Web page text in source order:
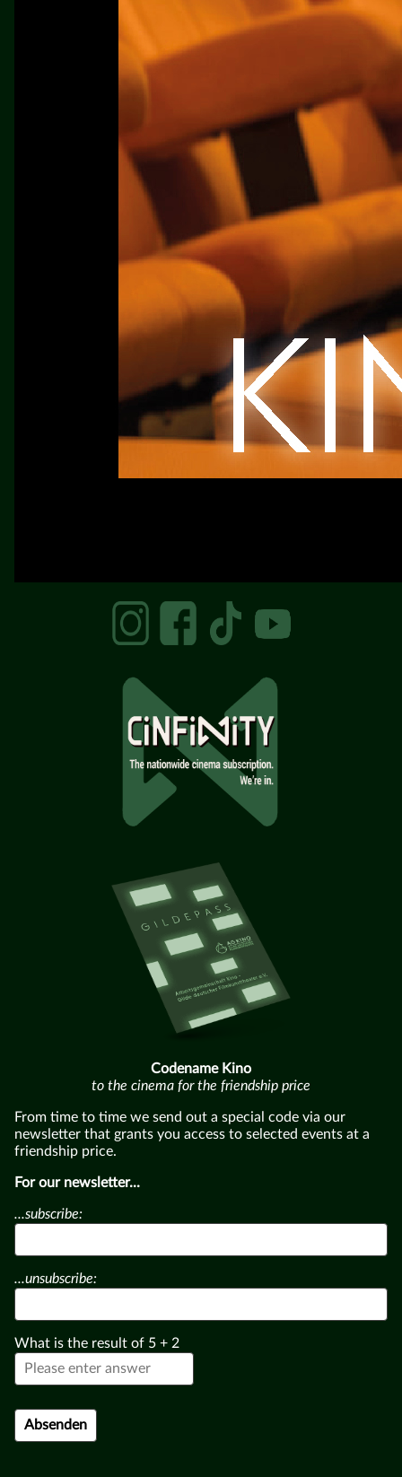
Codename Kino
to the cinema for the friendship price
From time to time we send out a special code via our
newsletter that grants you access to selected events at a
friendship price.
For our newsletter...
...subscribe:
...unsubscribe:
What is the result of 5 + 2